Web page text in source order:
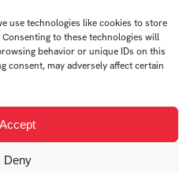
use technologies like cookies to store
to these technologies will
behavior or unique IDs on this
consent, may adversely affect certain
Accept
Deny
Uždil Štěpán
Uhrin Tomáš